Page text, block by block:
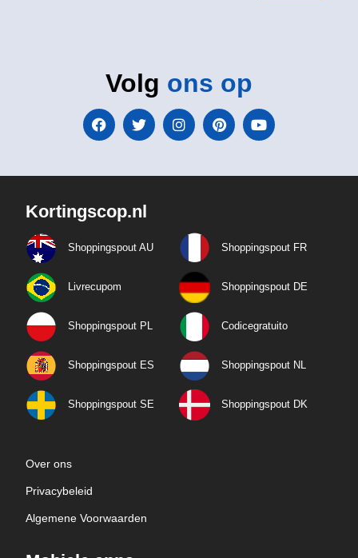
Volg ons op
Kortingscop.nl
Shoppingspout AU Shoppingspout FR
Livrecupom Shoppingspout DE
Shoppingspout PL Codicegratuito
Shoppingspout ES Shoppingspout NL
Shoppingspout SE Shoppingspout DK
Over ons
Privacybeleid
Algemene Voorwaarden